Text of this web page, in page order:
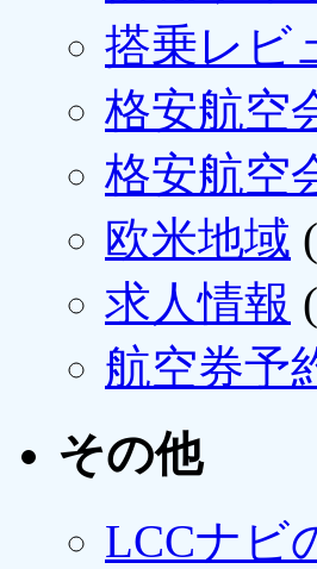
搭乗レビ
格安航空
格安航空
欧米地域
求人情報
航空券予
その他
LCCナビ